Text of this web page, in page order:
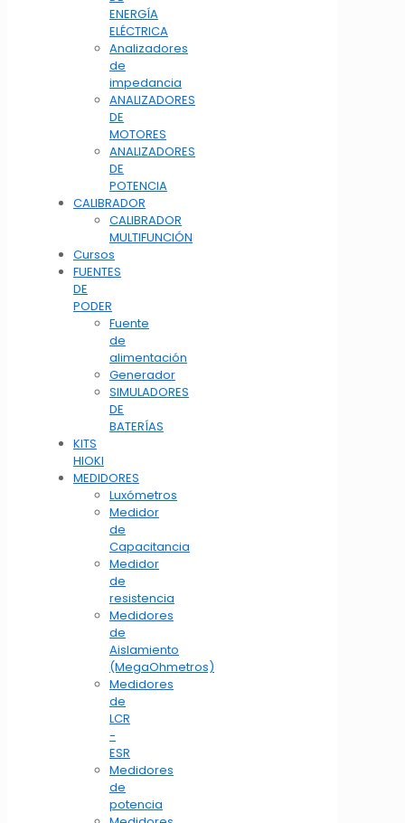
ENERGÍA
ELÉCTRICA
Analizadores
de
impedancia
ANALIZADORES
DE
MOTORES
ANALIZADORES
DE
POTENCIA
CALIBRADOR
CALIBRADOR
MULTIFUNCIÓN
Cursos
FUENTES
DE
PODER
Fuente
de
alimentación
Generador
SIMULADORES
DE
BATERÍAS
KITS
HIOKI
MEDIDORES
Luxómetros
Medidor
de
Capacitancia
Medidor
de
resistencia
Medidores
de
Aislamiento
(MegaOhmetros)
Medidores
de
LCR
-
ESR
Medidores
de
potencia